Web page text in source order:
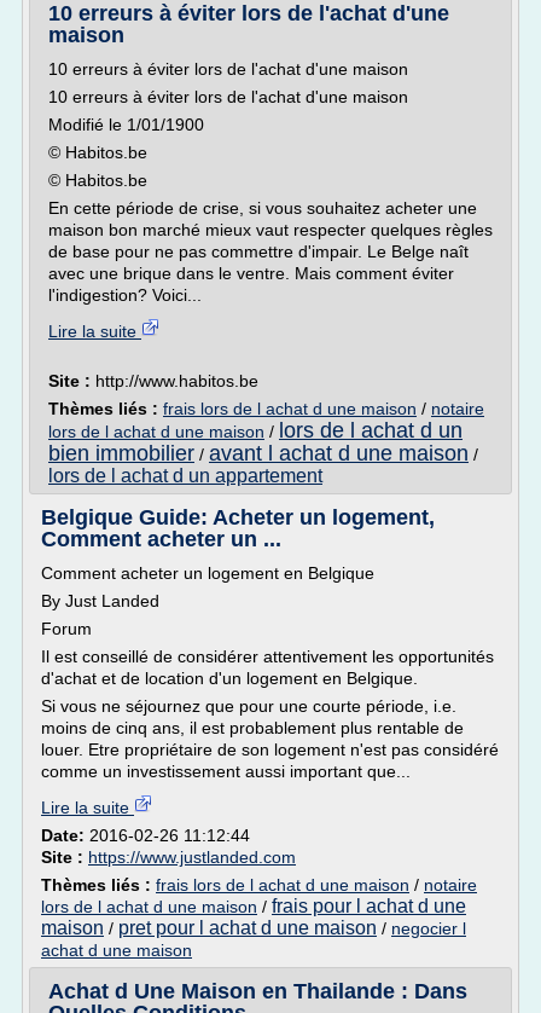
10 erreurs à éviter lors de l'achat d'une
maison
10 erreurs à éviter lors de l'achat d'une maison
10 erreurs à éviter lors de l'achat d'une maison
Modifié le 1/01/1900
© Habitos.be
© Habitos.be
En cette période de crise, si vous souhaitez acheter une
maison bon marché mieux vaut respecter quelques règles
de base pour ne pas commettre d'impair. Le Belge naît
avec une brique dans le ventre. Mais comment éviter
l'indigestion? Voici...
Lire la suite
Site : http://www.habitos.be
Thèmes liés : frais lors de l achat d une maison / notaire
lors de l achat d une maison / lors de l achat d un
bien immobilier / avant l achat d une maison /
lors de l achat d un appartement
Belgique Guide: Acheter un logement,
Comment acheter un ...
Comment acheter un logement en Belgique
By Just Landed
Forum
Il est conseillé de considérer attentivement les opportunités
d'achat et de location d'un logement en Belgique.
Si vous ne séjournez que pour une courte période, i.e.
moins de cinq ans, il est probablement plus rentable de
louer. Etre propriétaire de son logement n'est pas considéré
comme un investissement aussi important que...
Lire la suite
Date: 2016-02-26 11:12:44
Site : https://www.justlanded.com
Thèmes liés : frais lors de l achat d une maison / notaire
lors de l achat d une maison / frais pour l achat d une
maison / pret pour l achat d une maison / negocier l
achat d une maison
Achat d Une Maison en Thailande : Dans